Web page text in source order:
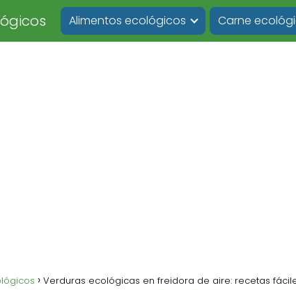
Alimentos ecológicos Carne
Verduras ecológicas en freidora de aire: recetas